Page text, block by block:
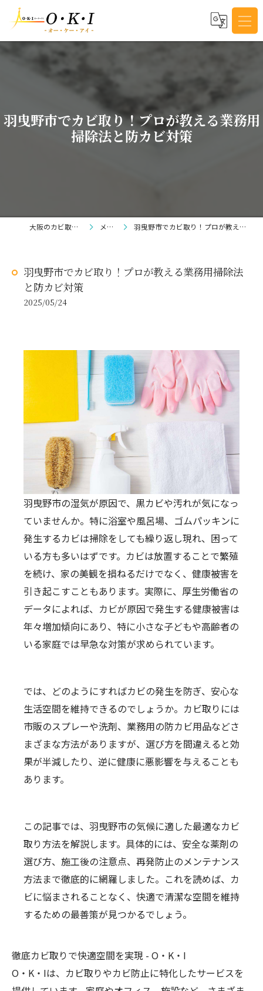
羽曳野市でカビ取り！プロが教える業務用
掃除法と防カビ対策
大阪のカビ取りならO・K・I メディア 羽曳野市でカビ取り！プロが教える業務用掃除法と防カビ対策
羽曳野市でカビ取り！プロが教える業務用掃除法
と防カビ対策
2025/05/24
羽曳野市の湿気が原因で、黒カビや汚れが気になっ
ていませんか。特に浴室や風呂場、ゴムパッキンに
発生するカビは掃除をしても繰り返し現れ、困って
いる方も多いはずです。カビは放置することで繁殖
を続け、家の美観を損ねるだけでなく、健康被害を
引き起こすこともあります。実際に、厚生労働省の
データによれば、カビが原因で発生する健康被害は
年々増加傾向にあり、特に小さな子どもや高齢者の
いる家庭では早急な対策が求められています。
では、どのようにすればカビの発生を防ぎ、安心な
生活空間を維持できるのでしょうか。カビ取りには
市販のスプレーや洗剤、業務用の防カビ用品などさ
まざまな方法がありますが、選び方を間違えると効
果が半減したり、逆に健康に悪影響を与えることも
あります。
この記事では、羽曳野市の気候に適した最適なカビ
取り方法を解説します。具体的には、安全な薬剤の
選び方、施工後の注意点、再発防止のメンテナンス
方法まで徹底的に網羅しました。これを読めば、カ
ビに悩まされることなく、快適で清潔な空間を維持
するための最善策が見つかるでしょう。
徹底カビ取りで快適空間を実現 - O・K・I
O・K・Iは、 カビ取りやカビ防止に特化したサービスを